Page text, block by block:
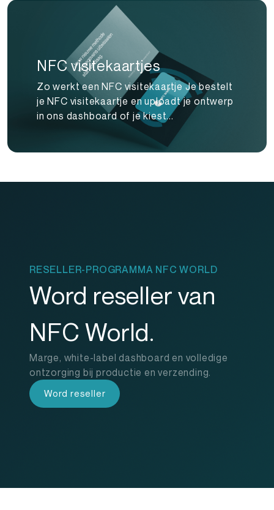
NFC visitekaartjes
Zo werkt een NFC visitekaartje Je bestelt
je NFC visitekaartje en uploadt je ontwerp
in ons dashboard of je kiest...
RESELLER-PROGRAMMA NFC WORLD
Word reseller van
NFC World.
Marge, white-label dashboard en volledige
ontzorging bij productie en verzending.
Word reseller